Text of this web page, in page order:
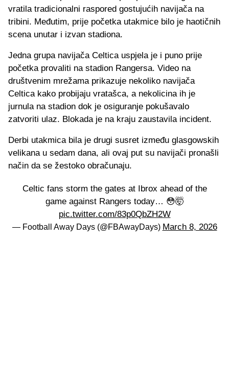
vratila tradicionalni raspored gostujućih navijača na
tribini. Međutim, prije početka utakmice bilo je haotičnih
scena unutar i izvan stadiona.
Jedna grupa navijača Celtica uspjela je i puno prije
početka provaliti na stadion Rangersa. Video na
društvenim mrežama prikazuje nekoliko navijača
Celtica kako probijaju vratašca, a nekolicina ih je
jurnula na stadion dok je osiguranje pokušavalo
zatvoriti ulaz. Blokada je na kraju zaustavila incident.
Derbi utakmica bila je drugi susret između glasgowskih
velikana u sedam dana, ali ovaj put su navijači pronašli
način da se žestoko obračunaju.
Celtic fans storm the gates at Ibrox ahead of the
game against Rangers today… 😳🤯
pic.twitter.com/83p0QbZH2W
— Football Away Days (@FBAwayDays) March 8, 2026